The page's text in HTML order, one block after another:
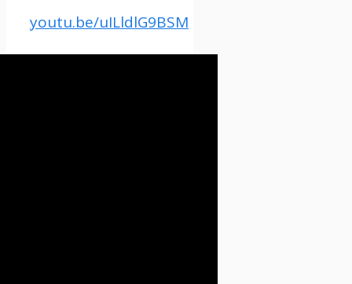
youtu.be/uILldlG9BSM